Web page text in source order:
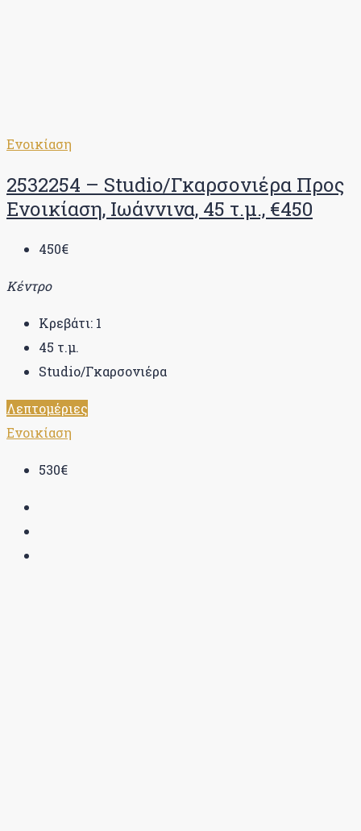
Ενοικίαση
2532254 – Studio/Γκαρσονιέρα Προς
Ενοικίαση, Ιωάννινα, 45 τ.μ., €450
450€
Κέντρο
Κρεβάτι: 1
45 τ.μ.
Studio/Γκαρσονιέρα
Λεπτομέριες
Ενοικίαση
530€